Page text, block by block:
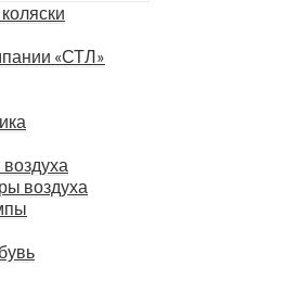
«СТЛ»
воздуха